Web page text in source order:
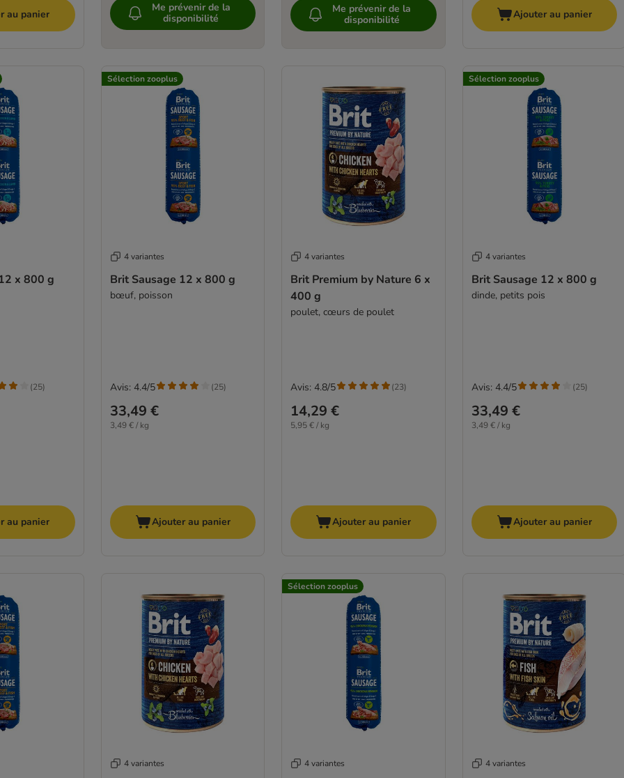
au panier
Me prévenir de la
disponibilité
Me prévenir de la
disponibilité
Ajouter au panier
x 800 g
(25)
au panier
Sélection zooplus
4 variantes
Brit Sausage 12 x 800 g
bœuf, poisson
33,49 €
3,49 € / kg
Avis: 4.4/5 (25)
Ajouter au panier
4 variantes
Brit Premium by Nature 6 x
400 g
poulet, cœurs de poulet
14,29 €
5,95 € / kg
Avis: 4.8/5 (23)
Ajouter au panier
Sélection zooplus
4 variantes
Brit Sausage 12 x 800 g
dinde, petits pois
33,49 €
3,49 € / kg
Avis: 4.4/5 (25)
Ajouter au panier
4 variantes
Sélection zooplus
4 variantes 4 variantes